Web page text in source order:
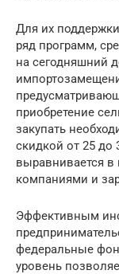
Для их
ряд программ,
на сегодняшний
приобретение
закупать
скидкой от 25 до
выравнивается в
компаниями и
Эффективным
федеральные
уровень